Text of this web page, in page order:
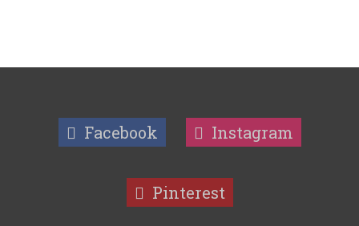
Facebook Instagram
Pinterest